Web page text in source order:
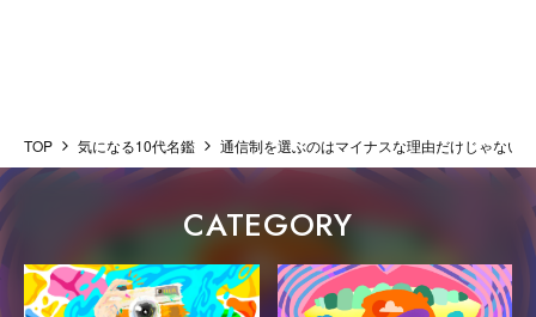
TOP 気になる10代名鑑 通信制を選ぶのはマイナスな理由だけじゃない
CATEGORY